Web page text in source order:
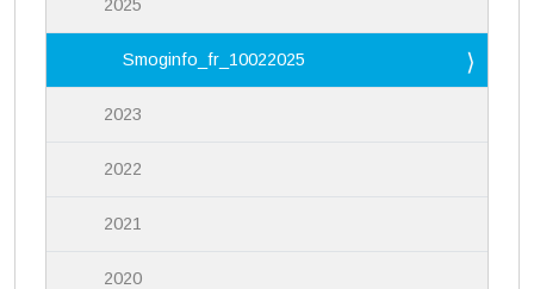
2025
Smoginfo_fr_10022025
2023
2022
2021
2020